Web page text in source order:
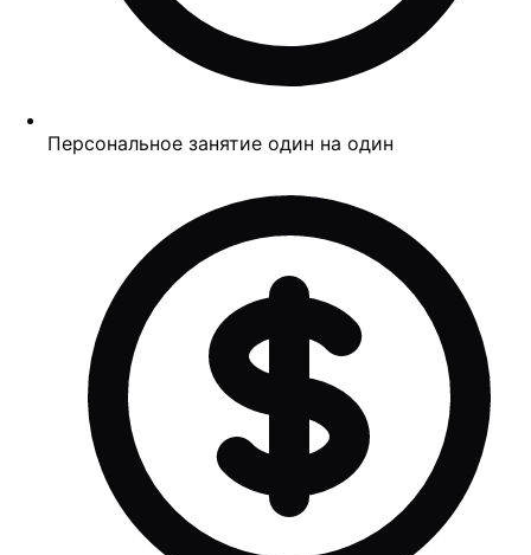
Персональное занятие один на один